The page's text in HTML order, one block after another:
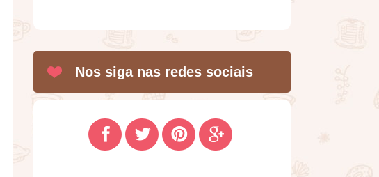
Nos siga nas redes sociais